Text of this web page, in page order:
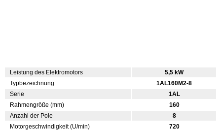
Leistung des Elektromotors
5,5 kW
Typbezeichnung
1AL160M2-8
Serie
1AL
Rahmengröße (mm)
160
Anzahl der Pole
8
Motorgeschwindigkeit (U/min)
720